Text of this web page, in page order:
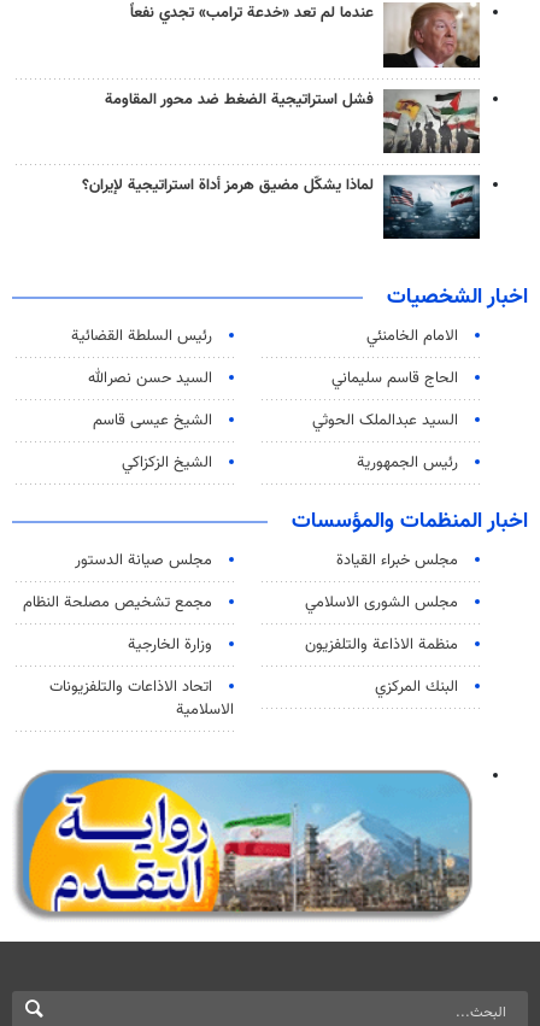
عندما لم تعد «خدعة ترامب» تجدي نفعاً
فشل استراتيجية الضغط ضد محور المقاومة
لماذا يشكّل مضيق هرمز أداة استراتيجية لإيران؟
اخبار الشخصيات
الامام الخامنئي
رئیس السلطة القضائیة
الحاج قاسم سليماني
السيد حسن نصرالله
السید عبدالملک الحوثي
الشيخ عيسى قاسم
رئيس الجمهورية
الشيخ الزكزاكي
اخبار المنظمات والمؤسسات
مجلس خبراء القيادة
مجلس صيانة الدستور
مجلس الشورى الاسلامي
مجمع تشخيص مصلحة النظام
منظمة الاذاعة والتلفزیون
وزارة الخارجية
البنك المركزي
اتحاد الاذاعات والتلفزيونات
الاسلامية